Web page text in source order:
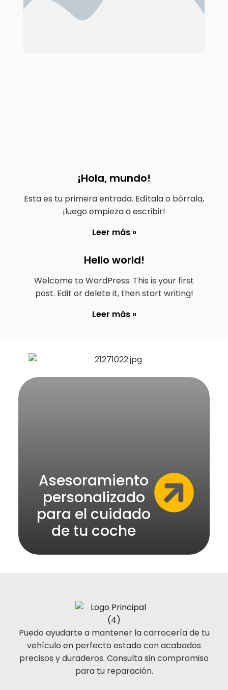
¡Hola, mundo!
Esta es tu primera entrada. Edítala o bórrala,
¡luego empieza a escribir!
Leer más »
Hello world!
Welcome to WordPress. This is your first
post. Edit or delete it, then start writing!
Leer más »
Asesoramiento
personalizado
para el cuidado
de tu coche
Puedo ayudarte a mantener la carrocería de tu
vehículo en perfecto estado con acabados
precisos y duraderos. Consulta sin compromiso
para tu reparación.